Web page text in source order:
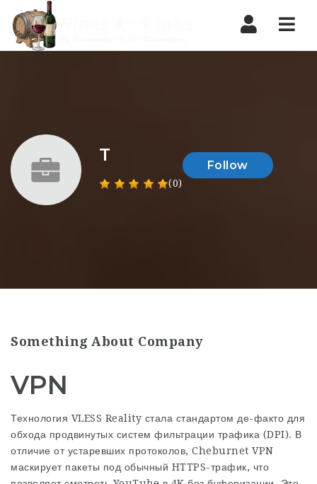
T
(0)
Follow
Something About Company
VPN
Технология VLESS Reality стала стандартом де-факто для
обхода продвинутых систем фильтрации трафика (DPI). В
отличие от устаревших протоколов, Cheburnet VPN
маскирует пакеты под обычный HTTPS-трафик, что